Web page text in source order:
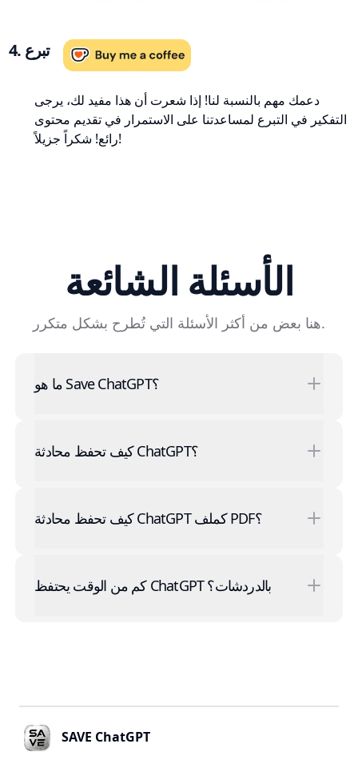
4. تبرع
دعمك مهم بالنسبة لنا! إذا شعرت أن هذا مفيد لك، يرجى
التفكير في التبرع لمساعدتنا على الاستمرار في تقديم محتوى
رائع! شكراً جزيلاً!
الأسئلة الشائعة
هنا بعض من أكثر الأسئلة التي تُطرح بشكل متكرر.
ما هو Save ChatGPT؟
كيف تحفظ محادثة ChatGPT؟
كيف تحفظ محادثة ChatGPT كملف PDF؟
كم من الوقت يحتفظ ChatGPT بالدردشات؟
SAVE ChatGPT